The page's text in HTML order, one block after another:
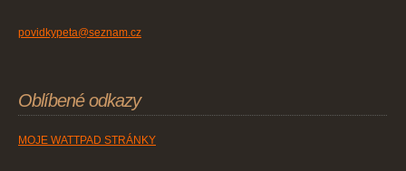
povidkypeta@seznam.cz
Oblíbené odkazy
MOJE WATTPAD STRÁNKY